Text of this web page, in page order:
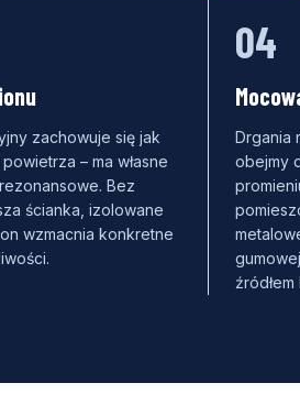
zachowuje się jak
– ma własne
Bez
ścianka, izolowane
wzmacnia konkretne
04
Drgania
obejmy